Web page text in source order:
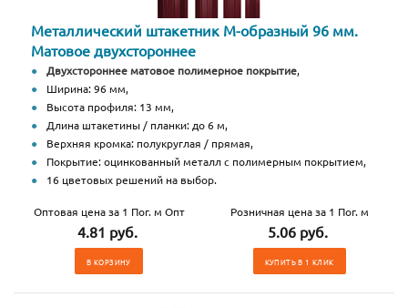
Металлический штакетник М-образный 96 мм.
Матовое двухстороннее
Двухстороннее матовое полимерное покрытие,
Ширина: 96 мм,
Высота профиля: 13 мм,
Длина штакетины / планки: до 6 м,
Верхняя кромка: полукруглая / прямая,
Покрытие: оцинкованный металл с полимерным покрытием,
16 цветовых решений на выбор.
Оптовая цена за 1 Пог. м Опт
4.81 руб.
В КОРЗИНУ
Розничная цена за 1 Пог. м
5.06 руб.
КУПИТЬ В 1 КЛИК